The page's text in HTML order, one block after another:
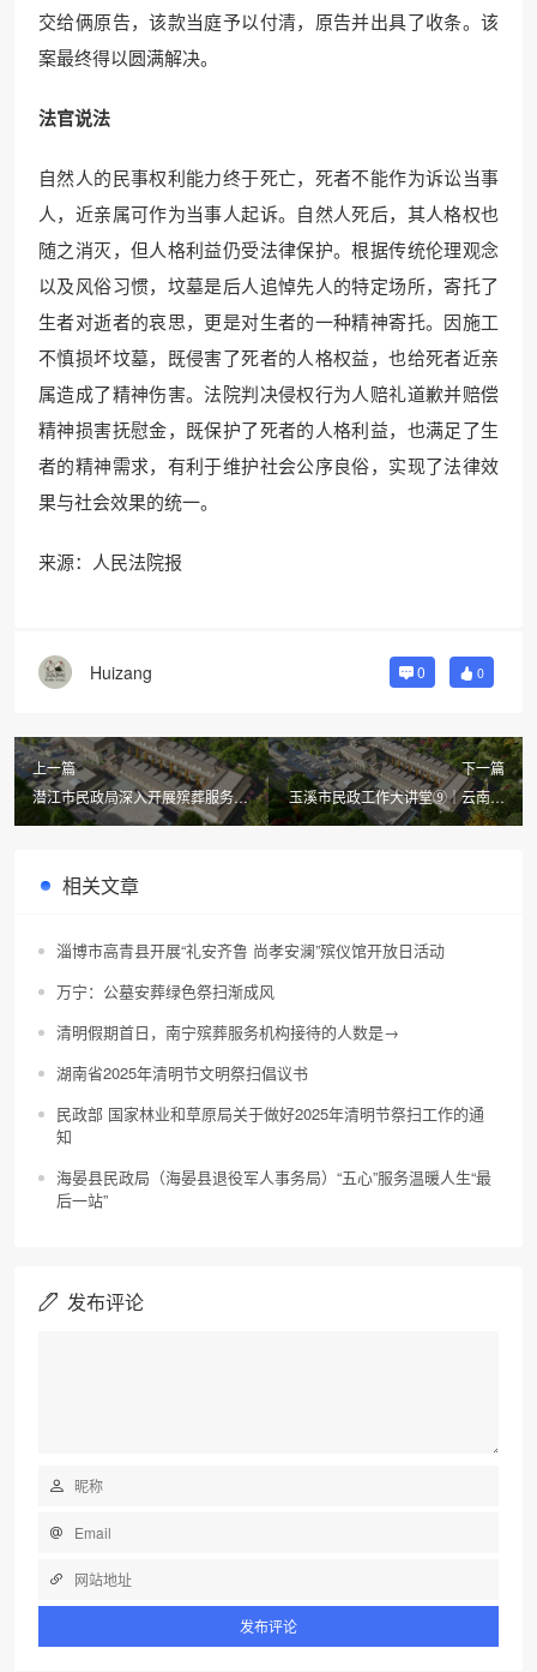
交给俩原告，该款当庭予以付清，原告并出具了收条。该
案最终得以圆满解决。
法官说法
自然人的民事权利能力终于死亡，死者不能作为诉讼当事
人，近亲属可作为当事人起诉。自然人死后，其人格权也
随之消灭，但人格利益仍受法律保护。根据传统伦理观念
以及风俗习惯，坟墓是后人追悼先人的特定场所，寄托了
生者对逝者的哀思，更是对生者的一种精神寄托。因施工
不慎损坏坟墓，既侵害了死者的人格权益，也给死者近亲
属造成了精神伤害。法院判决侵权行为人赔礼道歉并赔偿
精神损害抚慰金，既保护了死者的人格利益，也满足了生
者的精神需求，有利于维护社会公序良俗，实现了法律效
果与社会效果的统一。
来源：人民法院报
Huizang 0 0
上一篇
潜江市民政局深入开展殡葬服务领
域突出问题专项治理工作
下一篇
玉溪市民政工作大讲堂⑨｜云南省
殡葬管理条例解读和殡葬制度演变
相关文章
淄博市高青县开展“礼安齐鲁 尚孝安澜”殡仪馆开放日活动
万宁：公墓安葬绿色祭扫渐成风
清明假期首日，南宁殡葬服务机构接待的人数是→
湖南省2025年清明节文明祭扫倡议书
民政部 国家林业和草原局关于做好2025年清明节祭扫工作的通
知
海晏县民政局（海晏县退役军人事务局）“五心”服务温暖人生“最
后一站”
发布评论